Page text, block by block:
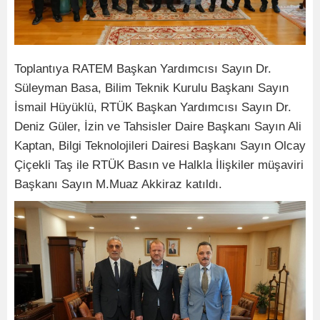
Toplantıya RATEM Başkan Yardımcısı Sayın Dr.
Süleyman Basa, Bilim Teknik Kurulu Başkanı Sayın
İsmail Hüyüklü, RTÜK Başkan Yardımcısı Sayın Dr.
Deniz Güler, İzin ve Tahsisler Daire Başkanı Sayın Ali
Kaptan, Bilgi Teknolojileri Dairesi Başkanı Sayın Olcay
Çiçekli Taş ile RTÜK Basın ve Halkla İlişkiler müşaviri
Başkanı Sayın M.Muaz Akkiraz katıldı.